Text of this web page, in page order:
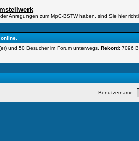
Anregungen zum MpC-BSTW haben, sind Sie hier
und 50 Besucher im Forum unterwegs. Rekord:7096
Benutzername: